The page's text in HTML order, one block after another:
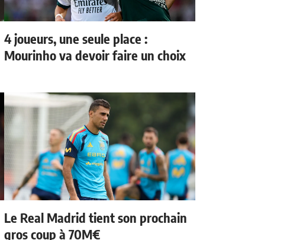
4 joueurs, une seule place :
Mourinho va devoir faire un choix
Le Real Madrid tient son prochain
gros coup à 70M€